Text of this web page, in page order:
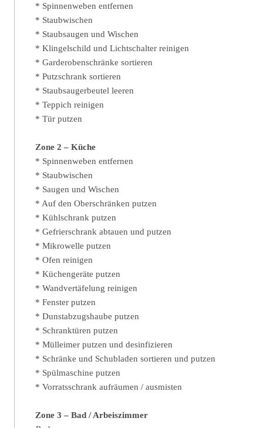
* Spinnenweben entfernen
* Staubwischen
* Staubsaugen und Wischen
* Klingelschild und Lichtschalter reinigen
* Garderobenschränke sortieren
* Putzschrank sortieren
* Staubsaugerbeutel leeren
* Teppich reinigen
* Tür putzen
Zone 2 – Küche
* Spinnenweben entfernen
* Staubwischen
* Saugen und Wischen
* Auf den Oberschränken putzen
* Kühlschrank putzen
* Gefrierschrank abtauen und putzen
* Mikrowelle putzen
* Ofen reinigen
* Küchengeräte putzen
* Wandvertäfelung reinigen
* Fenster putzen
* Dunstabzugshaube putzen
* Schranktüren putzen
* Mülleimer putzen und desinfizieren
* Schränke und Schubladen sortieren und putzen
* Spülmaschine putzen
* Vorratsschrank aufräumen / ausmisten
Zone 3 – Bad / Arbeiszimmer